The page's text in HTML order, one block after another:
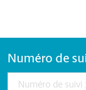
Numéro de